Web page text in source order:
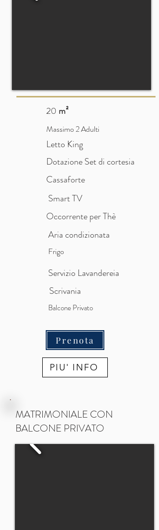
20 m²
Massimo 2 Adulti
Letto King
Dotazione Set di cortesia
Cassaforte
Smart TV
Occorrente per Thè
Aria condizionata
Frigo
Servizio Lavandereia
Scrivania
Balcone Privato
Prenota
PIU' INFO
MATRIMONIALE CON
BALCONE PRIVATO